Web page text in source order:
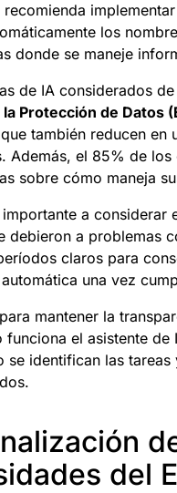
recomienda
los
donde se maneje
de IA considerados
Protección de Datos
que también reducen
Además, el 85% de
sobre cómo maneja
a considerar
debieron a problemas
claros para
una vez
mantener la
funciona el asistente
se identifican las
del